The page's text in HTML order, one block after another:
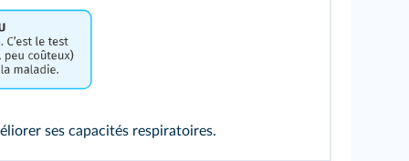
ses capacités respiratoires.